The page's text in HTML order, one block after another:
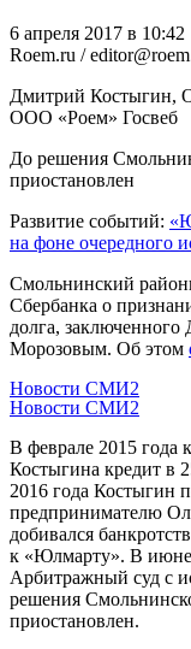
6 апреля 2017 в 10:42
Roem.ru /
Дмитрий Костыгин,
ООО «Роем» Госвеб
До решения
приостановлен
Развитие событий:
на фоне очередного
Смольнинский
Сбербанка о
долга,
Морозовым. Об этом
Новости СМИ2
Новости СМИ2
В феврале 2015 года
Костыгина кредит в
2016 года Костыгин
предпринимателю
добивался
к «Юлмарту». В июне
Арбитражный суд с
решения
приостановлен.